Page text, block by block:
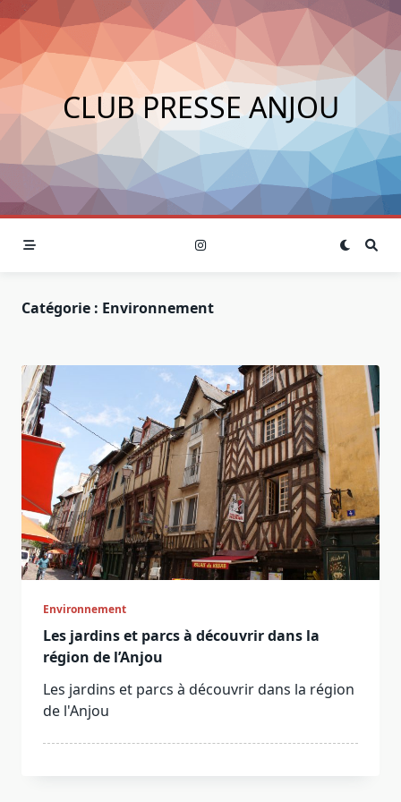
Skip
to
content
CLUB PRESSE ANJOU
Catégorie : Environnement
Environnement
Les jardins et parcs à découvrir dans la
région de l’Anjou
Les jardins et parcs à découvrir dans la région
de l'Anjou